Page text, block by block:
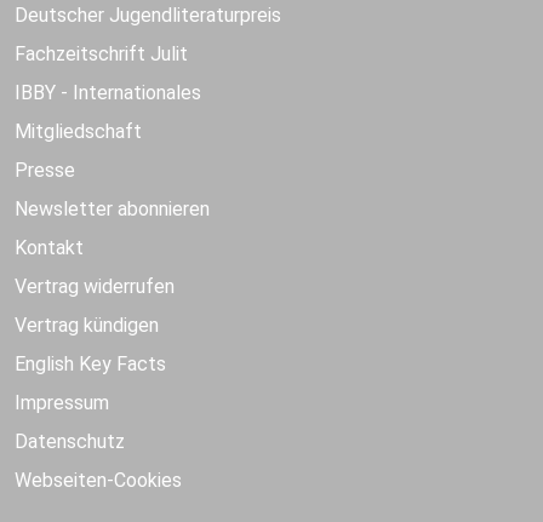
Deutscher Jugendliteraturpreis
Fachzeitschrift Julit
IBBY - Internationales
Mitgliedschaft
Presse
Newsletter abonnieren
Kontakt
Vertrag widerrufen
Vertrag kündigen
English Key Facts
Impressum
Datenschutz
Webseiten-Cookies